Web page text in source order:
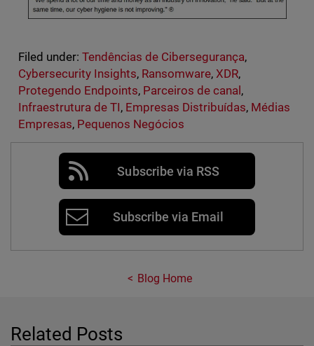
Filed under: Tendências de Cibersegurança,
Cybersecurity Insights, Ransomware,XDR,
Protegendo Endpoints, Parceiros de canal ,
Infraestrutura de TI, Empresas Distribuídas, Médias
Empresas, Pequenos Negócios
Subscribe via RSS
Subscribe via Email
Blog Home
Related Posts